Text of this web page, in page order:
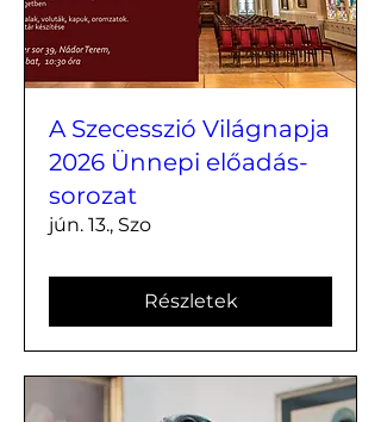
A Szecesszió Világnapja
2026 Ünnepi előadás-
sorozat
jún. 13., Szo
Részletek